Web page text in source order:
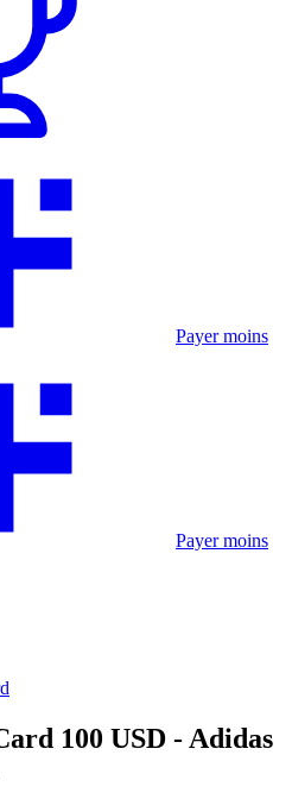
Payer moins
Payer moins
100 USD - Adidas